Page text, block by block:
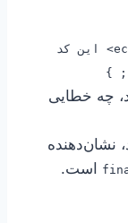
finally { echo "<br> این کد
چه خطایی
نشان‌دهنده
است.